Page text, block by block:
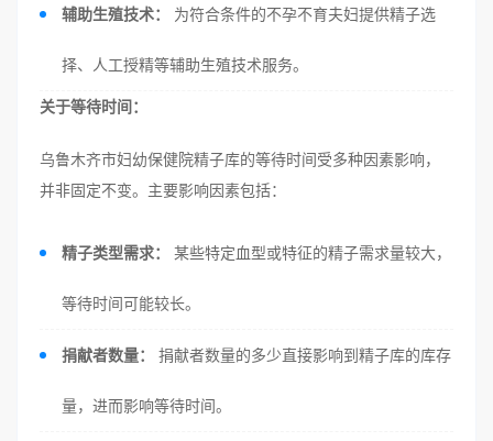
辅助生殖技术： 为符合条件的不孕不育夫妇提供精子选
择、人工授精等辅助生殖技术服务。
关于等待时间：
乌鲁木齐市妇幼保健院精子库的等待时间受多种因素影响，
并非固定不变。主要影响因素包括：
精子类型需求： 某些特定血型或特征的精子需求量较大，
等待时间可能较长。
捐献者数量： 捐献者数量的多少直接影响到精子库的库存
量，进而影响等待时间。